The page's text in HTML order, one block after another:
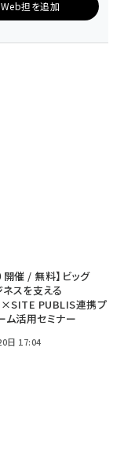
担を追加
開催 / 無料】ビッグ
スを支える
PUBLIS連携プ
ム活用セミナー
日 17:04